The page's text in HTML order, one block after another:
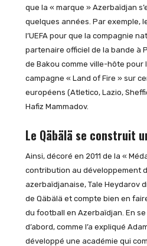
que la « marque » Azerbaïdjan
quelques années. Par exemple,
l’UEFA pour que la compagnie
partenaire officiel de la bande à
de Bakou comme ville-hôte pour
campagne « Land of Fire » sur
européens (Atletico, Lazio,
Hafiz Mammadov.
Le Qäbälä se construit
Ainsi, décoré en 2011 de la «
contribution au développement
azerbaïdjanaise, Tale Heydarov
de Qäbälä et compte bien en
du football en Azerbaïdjan. En
d’abord, comme l’a expliqué
développé une académie qui